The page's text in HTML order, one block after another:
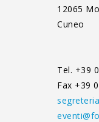
12065
Cuneo
Tel. +39
Fax +39